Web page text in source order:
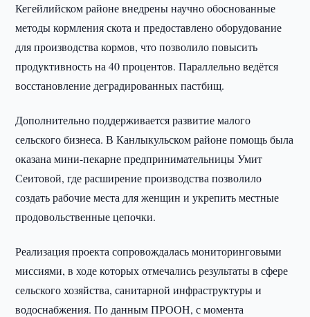
Кегейлийском районе внедрены научно обоснованные
методы кормления скота и предоставлено оборудование
для производства кормов, что позволило повысить
продуктивность на 40 процентов. Параллельно ведётся
восстановление деградированных пастбищ.
Дополнительно поддерживается развитие малого
сельского бизнеса. В Канлыкульском районе помощь была
оказана мини-пекарне предпринимательницы Умит
Сеитовой, где расширение производства позволило
создать рабочие места для женщин и укрепить местные
продовольственные цепочки.
Реализация проекта сопровождалась мониторинговыми
миссиями, в ходе которых отмечались результаты в сфере
сельского хозяйства, санитарной инфраструктуры и
водоснабжения. По данным ПРООН, с момента